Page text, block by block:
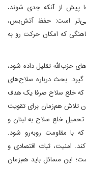
پیش از آنکه جدی شوند،
است: حفظ آتش‌بس،
که امکان حرکت رو به
حزب‌الله تقلیل داده شود،
بحث درباره سلاح‌های
که خلع سلاح صرفا یک هدف
تلاش هم‌زمان برای تقویت
خلع سلاح به لبنان و
با مقاومت روبه‌رو شود.
امنیت، ثبات اقتصادی و
این مسائل باید هم‌زمان